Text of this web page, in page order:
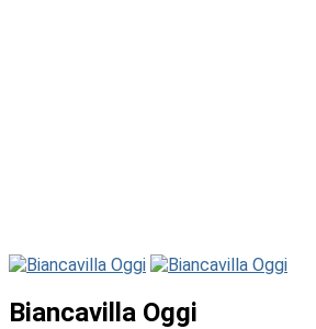
Biancavilla Oggi